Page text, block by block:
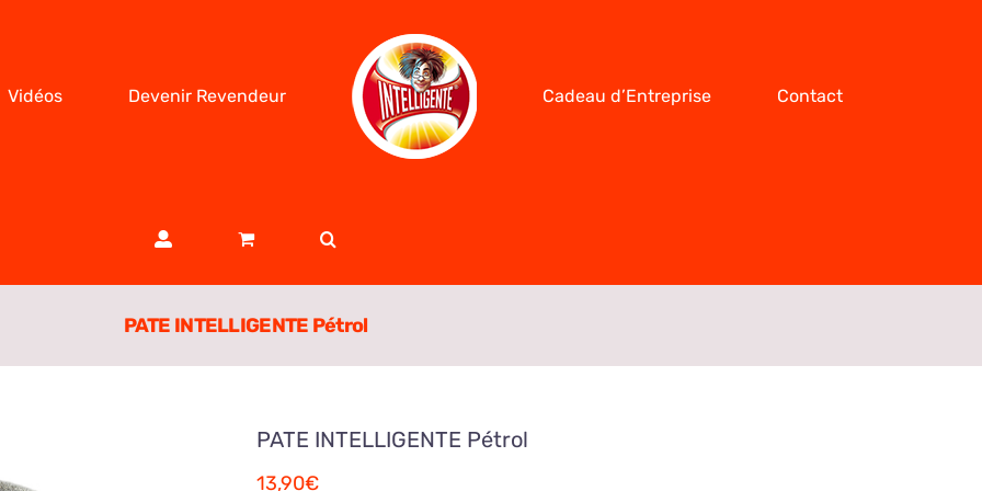
Vidéos Devenir Revendeur Cadeau d’Entreprise Contact
PATE INTELLIGENTE Pétrol
PATE INTELLIGENTE Pétrol
13,90€